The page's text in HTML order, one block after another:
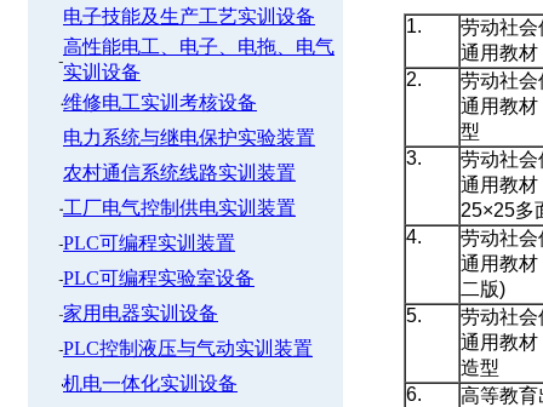
电子技能及生产工艺实训设备
高性能电工、电子、电拖、电气
实训设备
维修电工实训考核设备
电力系统与继电保护实验装置
农村通信系统线路实训装置
工厂电气控制供电实训装置
PLC可编程实训装置
PLC可编程实验室设备
家用电器实训设备
PLC控制液压与气动实训装置
机电一体化实训设备
1.
劳动社会
通用教材
2.
劳动社会
通用教材
型
3.
劳动社会
通用教材
25×25多
4.
劳动社会
通用教材
二版)
5.
劳动社会
通用教材
造型
6.
高等教育